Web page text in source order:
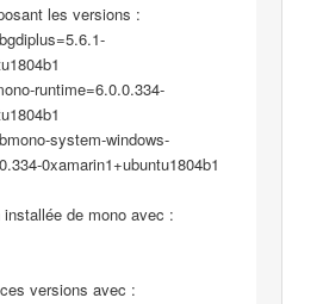
les versions :
runtime=6.0.0.334-
system-windows-
0xamarin1+ubuntu1804b1
de mono avec :
versions avec :